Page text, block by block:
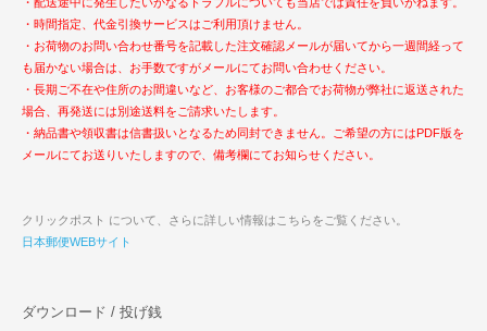
・時間指定、代金引換サービスはご利用頂けません。
・お荷物のお問い合わせ番号を記載した注文確認メールが届いてから一週間経って
も届かない場合は、お手数ですがメールにてお問い合わせください。
・長期ご不在や住所のお間違いなど、お客様のご都合でお荷物が弊社に返送された
場合、再発送には別途送料をご請求いたします。
・納品書や領収書は信書扱いとなるため同封できません。ご希望の方にはPDF版を
メールにてお送りいたしますので、備考欄にてお知らせください。
クリックポスト について、さらに詳しい情報はこちらをご覧ください。
日本郵便WEBサイト
ダウンロード / 投げ銭